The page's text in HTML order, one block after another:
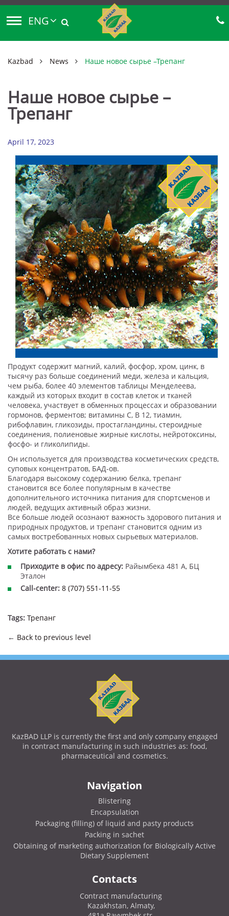
ENG
Kazbad News Наше новое сырье –Трепанг
Наше новое сырье –
Трепанг
April 17, 2023
Продукт содержит магний, калий, фосфор, хром, цинк, в
тысячу раз больше соединений меди, железа и кальция,
чем рыба, более 40 элементов таблицы Менделеева,
каждый из которых входит в состав клеток и тканей
человека, участвует в обменных процессах и образовании
гормонов, ферментов; витамины С, В 12, тиамин,
рибофлавин, гликозиды, простагландины, стероидные
соединения, полиеновые жирные кислоты, нейротоксины,
фосфо- и гликолипиды.
Он используется для производства косметических средств,
суповых концентратов, БАД-ов.
Благодаря высокому содержанию белка, трепанг
становится все более популярным в качестве
дополнительного источника питания для спортсменов и
людей, ведущих активный образ жизни.
Все больше людей осознают важность здорового питания и
природных продуктов, и трепанг становится одним из
самых востребованных новых сырьевых материалов.
Хотите работать с нами?
Приходите в офис по адресу: Райымбека 481 А, БЦ
Эталон
Call-center: 8 (707) 551-11-55
Tags: Трепанг
← Back to previous level
KazBAD LLP is currently the first and only company engaged
in contract manufacturing in such industries as: food,
pharmaceutical and cosmetics.
Navigation
Blistering
Encapsulation
Packaging (filling) of liquid and pasty products
Packing in sachet
Obtaining of marketing authorization for Biologically Active
Dietary Supplement
Contacts
Contract manufacturing
Kazakhstan, Almaty,